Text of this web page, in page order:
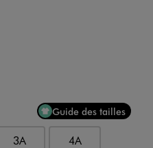
Guide des tailles
3A 4A